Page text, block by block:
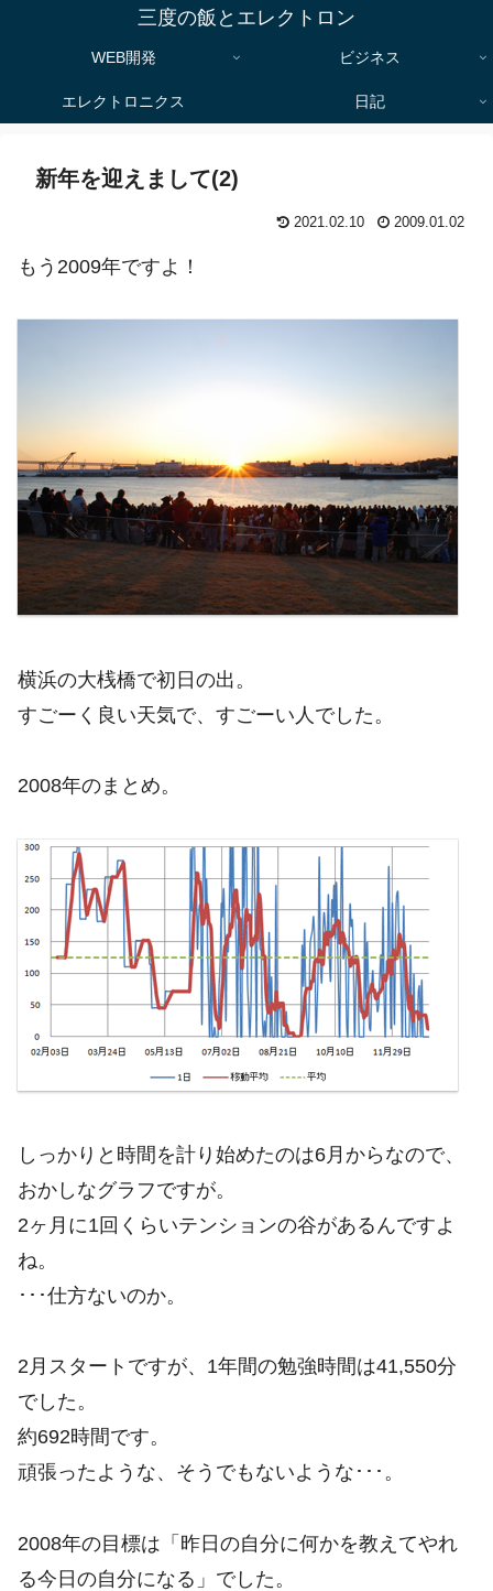
三度の飯とエレクトロン
WEB開発 ビジネス
エレクトロニクス 日記
新年を迎えまして(2)
2021.02.10 2009.01.02
もう2009年ですよ！
横浜の大桟橋で初日の出。
すごーく良い天気で、すごーい人でした。
2008年のまとめ。
しっかりと時間を計り始めたのは6月からなので、
おかしなグラフですが。
2ヶ月に1回くらいテンションの谷があるんですよ
ね。
･･･仕方ないのか。
2月スタートですが、1年間の勉強時間は41,550分
でした。
約692時間です。
頑張ったような、そうでもないような･･･。
2008年の目標は「昨日の自分に何かを教えてやれ
る今日の自分になる」でした。